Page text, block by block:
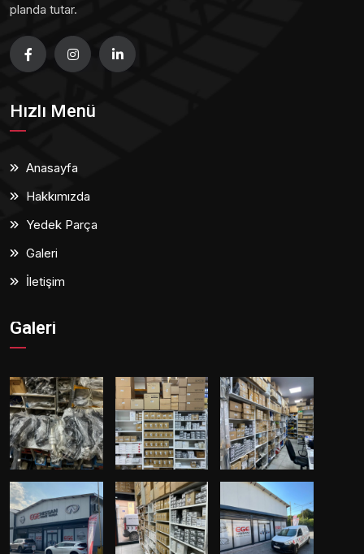
planda tutar.
Hızlı Menü
Anasayfa
Hakkımızda
Yedek Parça
Galeri
İletişim
Galeri